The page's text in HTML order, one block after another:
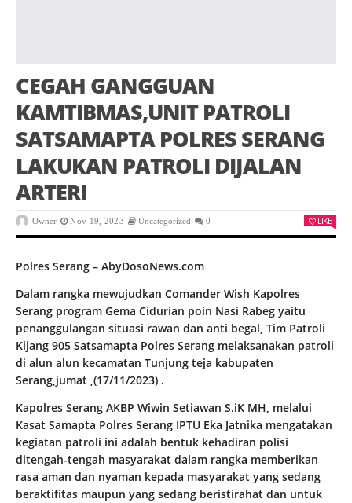
CEGAH GANGGUAN
KAMTIBMAS,UNIT PATROLI
SATSAMAPTA POLRES SERANG
LAKUKAN PATROLI DIJALAN
ARTERI
Owner Nov 19, 2023 Uncategorized 0 LIKE
Polres Serang – AbyDosoNews.com
Dalam rangka mewujudkan Comander Wish Kapolres
Serang program Gema Cidurian poin Nasi Rabeg yaitu
penanggulangan situasi rawan dan anti begal, Tim Patroli
Kijang 905 Satsamapta Polres Serang melaksanakan patroli
di alun alun kecamatan Tunjung teja kabupaten
Serang,jumat ,(17/11/2023) .
Kapolres Serang AKBP Wiwin Setiawan S.iK MH, melalui
Kasat Samapta Polres Serang IPTU Eka Jatnika mengatakan
kegiatan patroli ini adalah bentuk kehadiran polisi
ditengah-tengah masyarakat dalam rangka memberikan
rasa aman dan nyaman kepada masyarakat yang sedang
beraktifitas maupun yang sedang beristirahat dan untuk